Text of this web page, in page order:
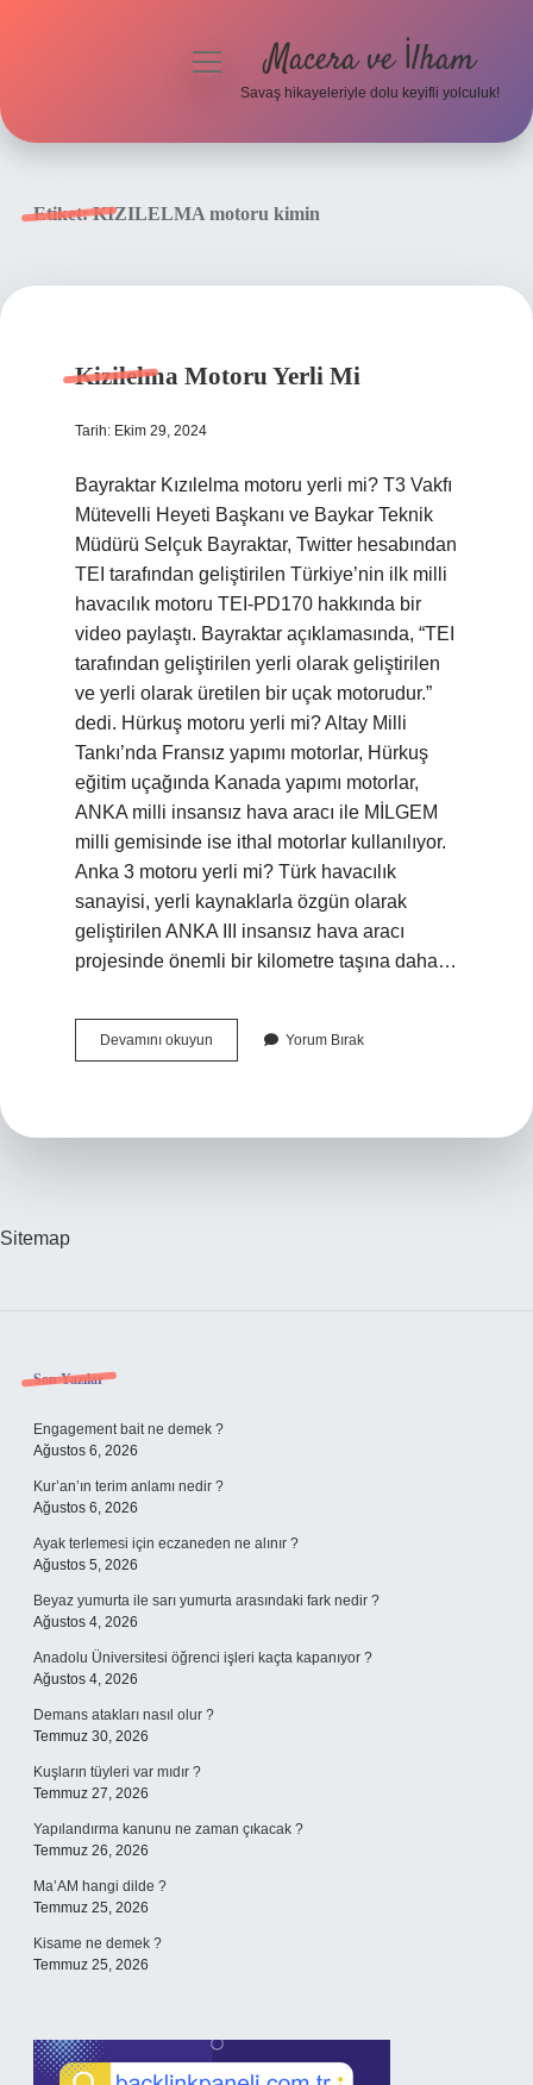
menüyüMacera ve İlham
Savaş hikayeleriyle dolu keyifli yolculuk!
Etiket:KIZILELMA motoru kimin
Kizilelma Motoru Yerli Mi
Tarih: Ekim 29, 2024
Bayraktar Kızılelma motoru yerli mi? T3 Vakfı
Mütevelli Heyeti Başkanı ve Baykar Teknik
Müdürü Selçuk Bayraktar, Twitter hesabından
TEI tarafından geliştirilen Türkiye’nin ilk milli
havacılık motoru TEI-PD170 hakkında bir
video paylaştı. Bayraktar açıklamasında, “TEI
tarafından geliştirilen yerli olarak geliştirilen
ve yerli olarak üretilen bir uçak motorudur.”
dedi. Hürkuş motoru yerli mi? Altay Milli
Tankı’nda Fransız yapımı motorlar, Hürkuş
eğitim uçağında Kanada yapımı motorlar,
ANKA milli insansız hava aracı ile MİLGEM
milli gemisinde ise ithal motorlar kullanılıyor.
Anka 3 motoru yerli mi? Türk havacılık
sanayisi, yerli kaynaklarla özgün olarak
geliştirilen ANKA III insansız hava aracı
projesinde önemli bir kilometre taşına daha…
Devamını okuyun Kizilelma
Motoru
Yorum Bırak
Sitemap
Sidebar
Son Yazılar
Engagement bait ne demek ?
Ağustos 6, 2026
Kur’an’ın terim anlamı nedir ?
Ağustos 6, 2026
Ayak terlemesi için eczaneden ne alınır ?
Ağustos 5, 2026
Beyaz yumurta ile sarı yumurta arasındaki fark nedir ?
Ağustos 4, 2026
Anadolu Üniversitesi öğrenci işleri kaçta kapanıyor ?
Ağustos 4, 2026
Demans atakları nasıl olur ?
Temmuz 30, 2026
Kuşların tüyleri var mıdır ?
Temmuz 27, 2026
Yapılandırma kanunu ne zaman çıkacak ?
Temmuz 26, 2026
Ma’AM hangi dilde ?
Temmuz 25, 2026
Kisame ne demek ?
Temmuz 25, 2026